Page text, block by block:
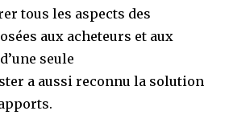
tous les aspects des
aux acheteurs et aux
seule
a aussi reconnu la solution